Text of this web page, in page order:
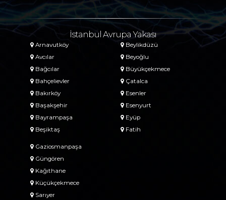
İstanbul Avrupa Yakası
Arnavutköy
Avcılar
Bağcılar
Bahçelievler
Bakırköy
Başakşehir
Bayrampaşa
Beşiktaş
Beylikdüzü
Beyoğlu
Büyükçekmece
Çatalca
Esenler
Esenyurt
Eyüp
Fatih
Gaziosmanpaşa
Güngören
Kağıthane
Küçükçekmece
Sarıyer